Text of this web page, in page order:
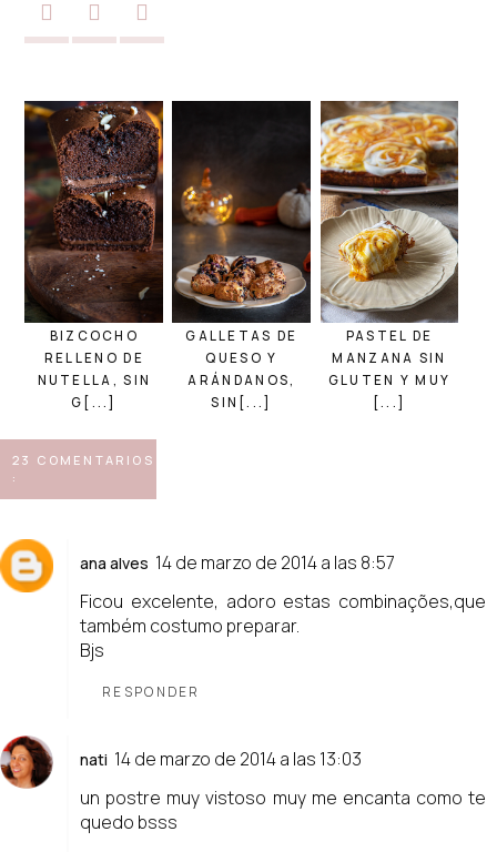
BIZCOCHO
RELLENO DE
NUTELLA, SIN
G[...]
GALLETAS DE
QUESO Y
ARÁNDANOS,
SIN[...]
PASTEL DE
MANZANA SIN
GLUTEN Y MUY
[...]
23 COMENTARIOS
:
ana alves 14 de marzo de 2014 a las 8:57
Ficou excelente, adoro estas combinações,que
também costumo preparar.
Bjs
RESPONDER
nati 14 de marzo de 2014 a las 13:03
un postre muy vistoso muy me encanta como te
quedo bsss